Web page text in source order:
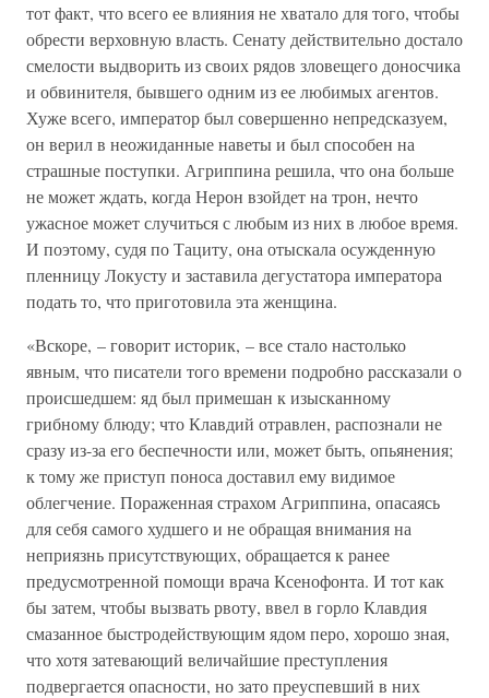
тот факт, что всего ее влияния не хватало для того, чтобы
обрести верховную власть. Сенату действительно достало
смелости выдворить из своих рядов зловещего доносчика
и обвинителя, бывшего одним из ее любимых агентов.
Хуже всего, император был совершенно непредсказуем,
он верил в неожиданные наветы и был способен на
страшные поступки. Агриппина решила, что она больше
не может ждать, когда Нерон взойдет на трон, нечто
ужасное может случиться с любым из них в любое время.
И поэтому, судя по Тациту, она отыскала осужденную
пленницу Локусту и заставила дегустатора императора
подать то, что приготовила эта женщина.
«Вскоре, – говорит историк, – все стало настолько
явным, что писатели того времени подробно рассказали о
происшедшем: яд был примешан к изысканному
грибному блюду; что Клавдий отравлен, распознали не
сразу из-за его беспечности или, может быть, опьянения;
к тому же приступ поноса доставил ему видимое
облегчение. Пораженная страхом Агриппина, опасаясь
для себя самого худшего и не обращая внимания на
неприязнь присутствующих, обращается к ранее
предусмотренной помощи врача Ксенофонта. И тот как
бы затем, чтобы вызвать рвоту, ввел в горло Клавдия
смазанное быстродействующим ядом перо, хорошо зная,
что хотя затевающий величайшие преступления
подвергается опасности, но зато преуспевший в них